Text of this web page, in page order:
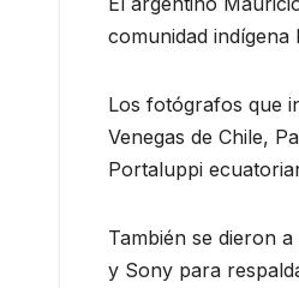
comunidad indígena
Los fotógrafos que
Venegas de Chile,
Portaluppi
También se dieron
y Sony para